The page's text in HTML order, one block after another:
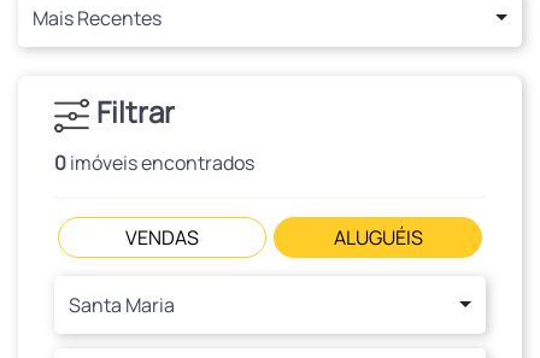
Mais Recentes
Filtrar
0imóveis encontrados
VENDAS ALUGUÉIS
Santa Maria